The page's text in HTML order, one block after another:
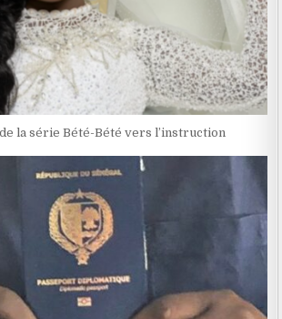
la série Bété-Bété vers l’instruction